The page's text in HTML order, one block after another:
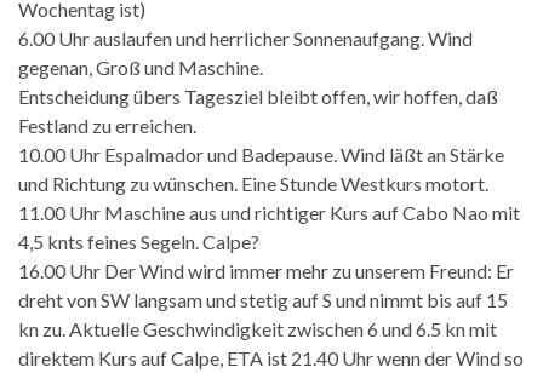
Wochentag ist)
6.00 Uhr auslaufen und herrlicher Sonnenaufgang. Wind
gegenan, Groß und Maschine.
Entscheidung übers Tagesziel bleibt offen, wir hoffen, daß
Festland zu erreichen.
10.00 Uhr Espalmador und Badepause. Wind läßt an Stärke
und Richtung zu wünschen. Eine Stunde Westkurs motort.
11.00 Uhr Maschine aus und richtiger Kurs auf Cabo Nao mit
4,5 knts feines Segeln. Calpe?
16.00 Uhr Der Wind wird immer mehr zu unserem Freund: Er
dreht von SW langsam und stetig auf S und nimmt bis auf 15
kn zu. Aktuelle Geschwindigkeit zwischen 6 und 6.5 kn mit
direktem Kurs auf Calpe, ETA ist 21.40 Uhr wenn der Wind so